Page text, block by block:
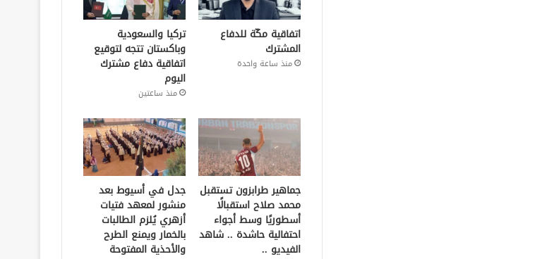
اتفاقية مكّة للدفاع
المشترك
منذ ساعة واحدة
تركيا والسعودية
وباكستان تتجه لتوقيع
اتفاقية دفاع مشترك
اليوم
منذ ساعتين
جماهير طرابزون تستقبل
محمد صلاح استقبالًا
أسطوريًا وسط أجواء
احتفالية حاشدة .. شاهد
الفيديو ..
جدل في أسيوط بعد
منشور لمعهد فتيات
أزهري يُلزم الطالبات
بالخمار ويمنع الطرح
والأحذية المفتوحة